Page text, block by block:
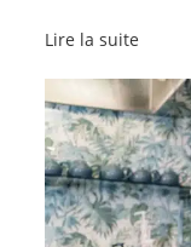
Lire la suite